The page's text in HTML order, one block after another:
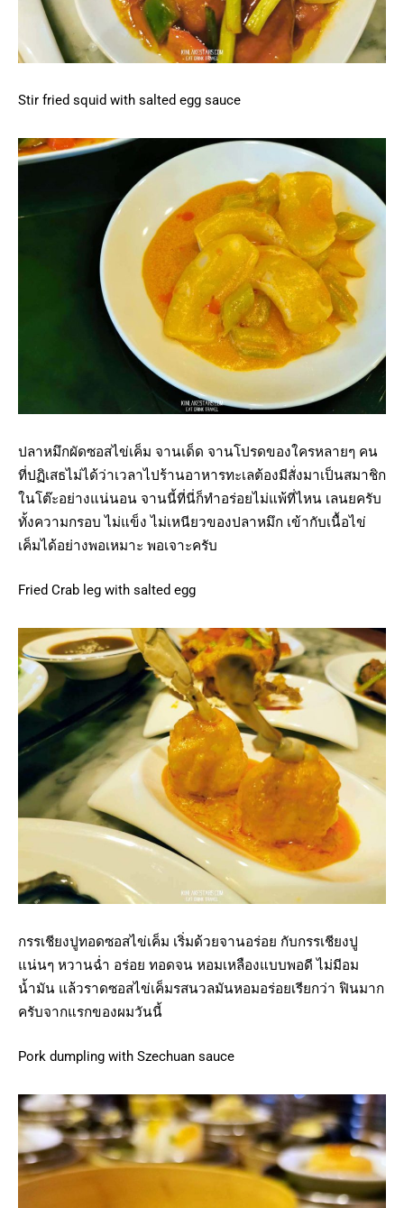
Stir fried squid with salted egg sauce
ปลาหมึกผัดซอสไข่เค็ม จานเด็ด จานโปรดของใครหลายๆ คน
ที่ปฏิเสธไม่ได้ว่าเวลาไปร้านอาหารทะเลต้องมีสั่งมาเป็นสมาชิก
ในโต๊ะอย่างแน่นอน จานนี้ที่นี่ก็ทำอร่อยไม่แพ้ที่ไหน เลนยครับ
ทั้งความกรอบ ไม่แข็ง ไม่เหนียวของปลาหมึก เข้ากับเนื้อไข่
เค็มได้อย่างพอเหมาะ พอเจาะครับ
Fried Crab leg with salted egg
กรรเชียงปูทอดซอสไข่เค็ม เริ่มด้วยจานอร่อย กับกรรเชียงปู
แน่นๆ หวานฉ่ำ อร่อย ทอดจน หอมเหลืองแบบพอดี ไม่มีอม
น้ำมัน แล้วราดซอสไข่เค็มรสนวลมันหอมอร่อยเรียกว่า ฟินมาก
ครับจากแรกของผมวันนี้
Pork dumpling with Szechuan sauce